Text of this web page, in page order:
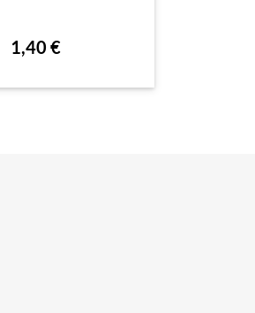
1,40 €